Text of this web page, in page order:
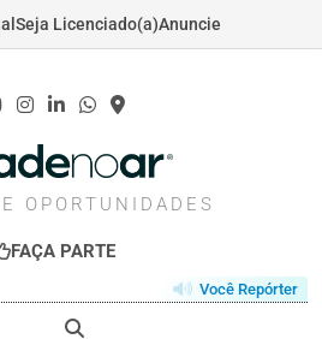
Seja Licenciado(a)Anuncie
OPORTUNIDADES
FAÇA PARTE
Você Repórter